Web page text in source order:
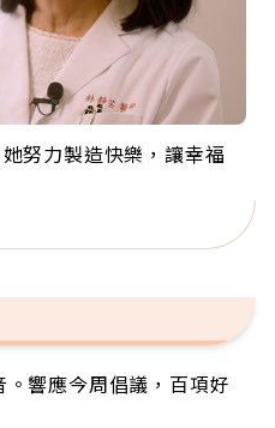
努力製造快樂，讓幸福
灣奉獻36年 「台灣是我
」
找快樂！「蛋黃哥小
爺奶：退休後才開始真
為全球最年長羽球選
「這個」
阿伯拉小提琴還登上小
響應今周倡議，百項好